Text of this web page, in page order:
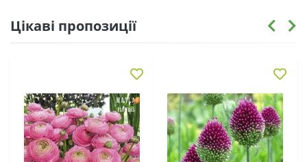
Цікаві пропозиції